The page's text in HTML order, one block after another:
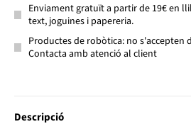
Enviament gratuït a partir de 19€ en
text, joguines i papereria.
Productes de robòtica: no s'accepten
Contacta amb atenció al client
Descripció